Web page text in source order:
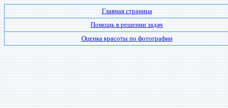
Главная страница
Помощь в решении задач
Оценка красоты по фотографии